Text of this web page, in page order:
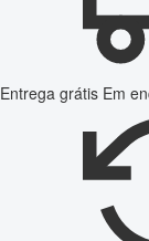
Entrega grátis Em